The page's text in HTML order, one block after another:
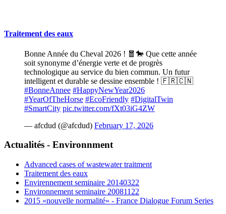
Traitement des eaux
Bonne Année du Cheval 2026 ! 🧧🐎 Que cette année
soit synonyme d’énergie verte et de progrès
technologique au service du bien commun. Un futur
intelligent et durable se dessine ensemble ! 🇫🇷🇨🇳
#BonneAnnee #HappyNewYear2026
#YearOfTheHorse #EcoFriendly #DigitalTwin
#SmartCity pic.twitter.com/fXt03iG4ZW
— afcdud (@afcdud) February 17, 2026
Actualités - Environnment
Advanced cases of wastewater traitment
Traitement des eaux
Envirennement seminaire 20140322
Environnement seminaire 20081122
2015 «nouvelle normalité» - France Dialogue Forum Series